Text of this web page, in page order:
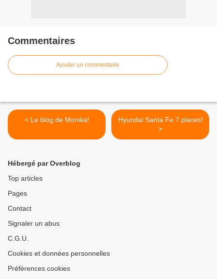
Commentaires
Ajouter un commentaire
< Le blog de Monika!
Hyundai Santa Fe 7 places!
>
Hébergé par Overblog
Top articles
Pages
Contact
Signaler un abus
C.G.U.
Cookies et données personnelles
Préférences cookies